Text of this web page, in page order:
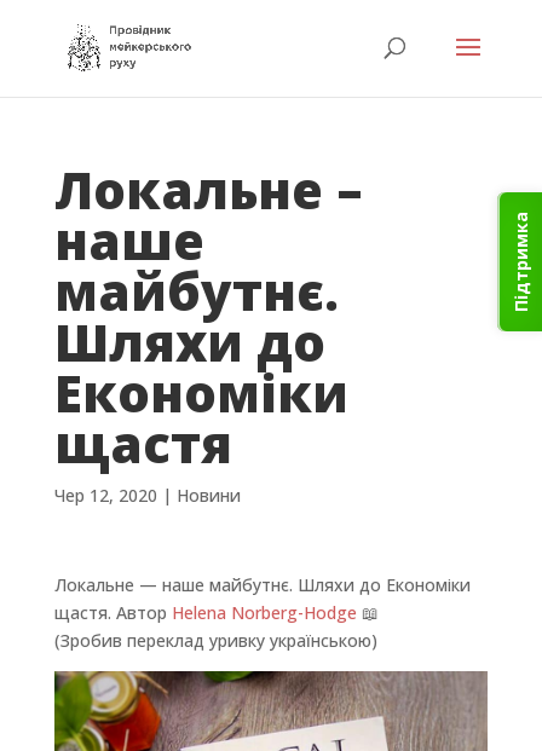
Підтримка
Локальне –
наше
майбутнє.
Шляхи до
Економіки
щастя
Чер 12, 2020 | Новини
Локальне — наше майбутнє. Шляхи до Економіки
щастя. Автор Helena Norberg-Hodge 📖
(Зробив переклад уривку українською)